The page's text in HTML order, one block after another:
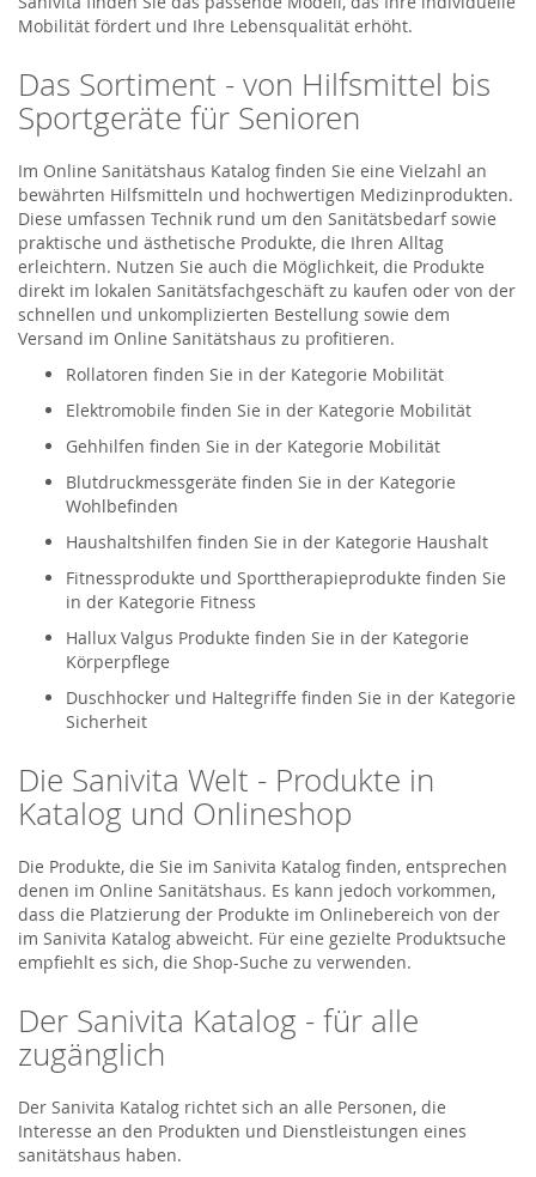
Mobilität fördert und Ihre Lebensqualität erhöht.
Das Sortiment - von Hilfsmittel bis
Sportgeräte für Senioren
Im Online Sanitätshaus Katalog finden Sie eine Vielzahl an
bewährten Hilfsmitteln und hochwertigen Medizinprodukten.
Diese umfassen Technik rund um den Sanitätsbedarf sowie
praktische und ästhetische Produkte, die Ihren Alltag
erleichtern. Nutzen Sie auch die Möglichkeit, die Produkte
direkt im lokalen Sanitätsfachgeschäft zu kaufen oder von der
schnellen und unkomplizierten Bestellung sowie dem
Versand im Online Sanitätshaus zu profitieren.
Rollatoren finden Sie in der Kategorie Mobilität
Elektromobile finden Sie in der Kategorie Mobilität
Gehhilfen finden Sie in der Kategorie Mobilität
Blutdruckmessgeräte finden Sie in der Kategorie
Wohlbefinden
Haushaltshilfen finden Sie in der Kategorie Haushalt
Fitnessprodukte und Sporttherapieprodukte finden Sie
in der Kategorie Fitness
Hallux Valgus Produkte finden Sie in der Kategorie
Körperpflege
Duschhocker und Haltegriffe finden Sie in der Kategorie
Sicherheit
Die Sanivita Welt - Produkte in
Katalog und Onlineshop
Die Produkte, die Sie im Sanivita Katalog finden, entsprechen
denen im Online Sanitätshaus. Es kann jedoch vorkommen,
dass die Platzierung der Produkte im Onlinebereich von der
im Sanivita Katalog abweicht. Für eine gezielte Produktsuche
empfiehlt es sich, die Shop-Suche zu verwenden.
Der Sanivita Katalog - für alle
zugänglich
Der Sanivita Katalog richtet sich an alle Personen, die
Interesse an den Produkten und Dienstleistungen eines
sanitätshaus haben.